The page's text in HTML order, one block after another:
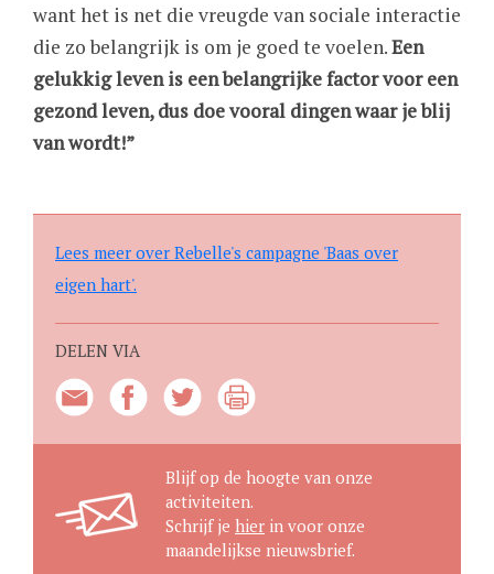
want het is net die vreugde van sociale interactie
die zo belangrijk is om je goed te voelen.Een
gelukkig leven is een belangrijke factor voor een
gezond leven, dus doe vooral dingen waar je blij
van wordt!”
Lees meer over Rebelle's campagne 'Baas over
eigen hart'.
DELEN VIA
Blijf op de hoogte van onze
activiteiten.
Schrijf je hier in voor onze
maandelijkse nieuwsbrief.